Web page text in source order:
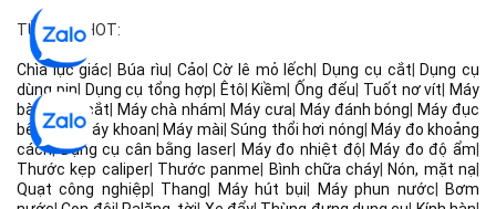
TỪ KHÓA HOT:
Chìa lục giác Búa rìu Cảo |Cờ lê mỏ lếch Dụng cụ cắt
Dụng cụ
dùng pin
Dụng cụ tổng hợp Êtô Kiềm |Ống đếu Tuốt nơ vít
Máy
bào|Máy cắt Máy chà nhám Máy cưa Máy đánh bóng
Máy đục
bê tông|Máy khoan Máy mài Súng thổi hơi nóng Máy đo khoảng
cách|Dụng cụ cân bằng laser Máy đo nhiệt độ Máy đo độ ẩm
Thước kẹp caliper| Thước panme Bình chữa cháy Nón, mặt nạ
Quạt công nghiệp
Thang Máy hút bụi Máy phun nước
Bơm